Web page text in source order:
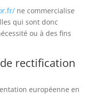
ne commercialise
qui sont donc
ou à des fins
rectification
européenne en